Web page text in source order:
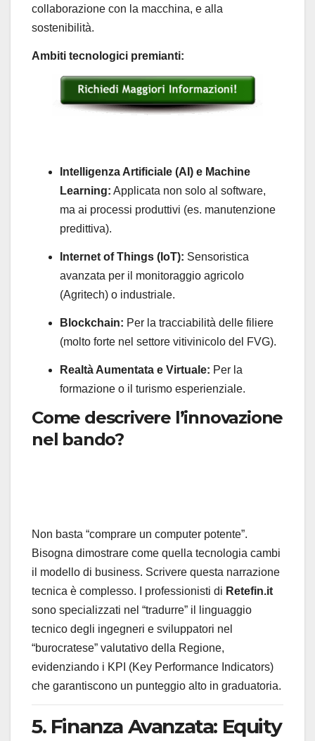
collaborazione con la macchina, e alla
sostenibilità.
Ambiti tecnologici premianti:
Intelligenza Artificiale (AI) e Machine
Learning: Applicata non solo al software,
ma ai processi produttivi (es. manutenzione
predittiva).
Internet of Things (IoT): Sensoristica
avanzata per il monitoraggio agricolo
(Agritech) o industriale.
Blockchain: Per la tracciabilità delle filiere
(molto forte nel settore vitivinicolo del FVG).
Realtà Aumentata e Virtuale: Per la
formazione o il turismo esperienziale.
Come descrivere l’innovazione
nel bando?
Non basta “comprare un computer potente”.
Bisogna dimostrare come quella tecnologia cambi
il modello di business. Scrivere questa narrazione
tecnica è complesso. I professionisti di Retefin.it
sono specializzati nel “tradurre” il linguaggio
tecnico degli ingegneri e sviluppatori nel
“burocratese” valutativo della Regione,
evidenziando i KPI (Key Performance Indicators)
che garantiscono un punteggio alto in graduatoria.
5. Finanza Avanzata: Equity